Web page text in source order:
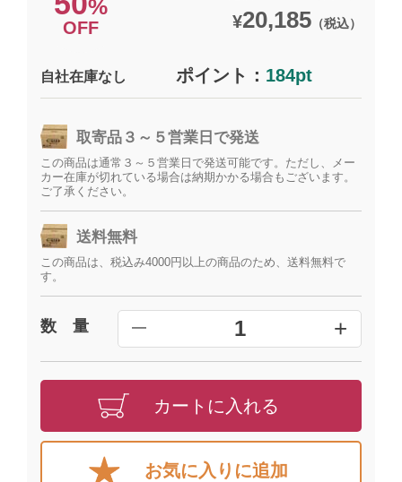
%
OFF ¥20,185（税込）
自社在庫なし ポイント： 184pt
取寄品３～５営業日で発送
この商品は通常３～５営業日で発送可能です。ただし、メー
カー在庫が切れている場合は納期かかる場合もございます。
ご了承ください。
送料無料
この商品は、税込み4000円以上の商品のため、送料無料で
す。
数 量 ━ 1 +
カートに入れる
お気に入りに追加